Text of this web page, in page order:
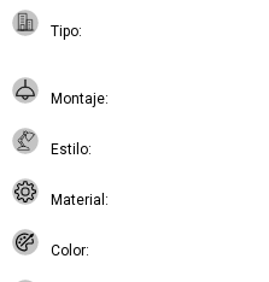
Tipo
Montaje
Estilo
Material
Color